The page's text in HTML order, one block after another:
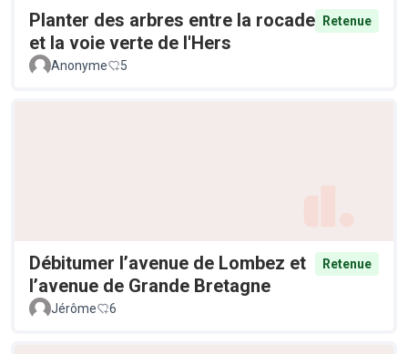
Planter des arbres entre la rocade
et la voie verte de l'Hers
Retenue
Anonyme 5
Débitumer l’avenue de Lombez et
l’avenue de Grande Bretagne
Retenue
Jérôme 6